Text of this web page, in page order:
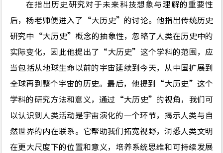
在指出历史研究对于未来科技想象与理解的重要性
后，杨老师便进入了 “大历史” 的讨论。他指出传统历史
研究中
“大历史” 概念的抽象性，忽略了人类在历史中的
实际变化，因此他提出了 “大历史” 这个学科的范围，应
当包括从地球生命以前的宇宙延续到今天，从中国扩展到
全球再到整个宇宙的历史。最后，他提到
“大历史” 这个
学科的研究方法和意义，通过
“大历史” 的视角，我们可
以认识到人类活动是宇宙演化的一个环节，揭示人类与自
然世界的内在联系。它帮助我们拓宽视野，洞悉人类文明
在更大尺度下的位置和意义，培养系统思维和可持续发展